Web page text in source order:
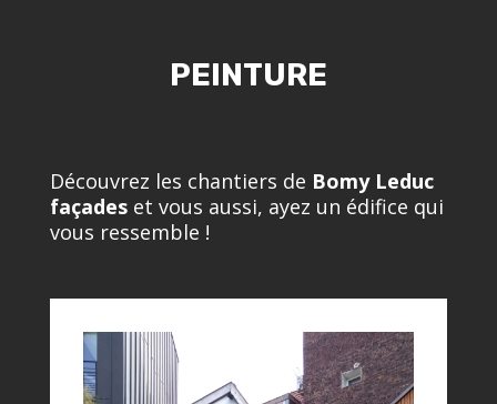
PEINTURE
Découvrez les chantiers de Bomy Leduc
façadeset vous aussi, ayez un édifice qui
vous ressemble !